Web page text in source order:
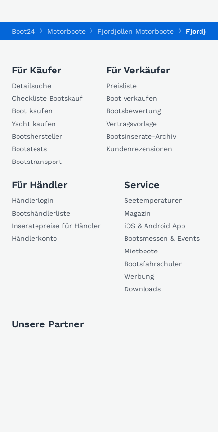
Boot24 Motorboote Fjordjollen Motorboote
Für Käufer
Detailsuche
Checkliste Bootskauf
Boot kaufen
Yacht kaufen
Bootshersteller
Bootstests
Bootstransport
Für Verkäufer
Preisliste
Boot verkaufen
Bootsbewertung
Vertragsvorlage
Bootsinserate-Archiv
Kundenrezensionen
Für Händler
Händlerlogin
Bootshändlerliste
Inseratepreise für Händler
Händlerkonto
Service
Seetemperaturen
Magazin
iOS & Android App
Bootsmessen & Events
Mietboote
Bootsfahrschulen
Werbung
Downloads
Unsere Partner